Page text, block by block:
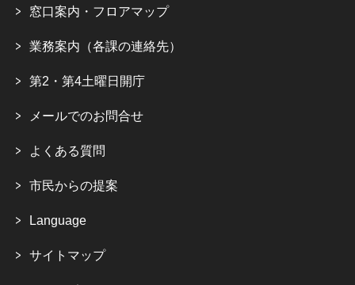
窓口案内・フロアマップ
業務案内（各課の連絡先）
第2・第4土曜日開庁
メールでのお問合せ
よくある質問
市民からの提案
Language
サイトマップ